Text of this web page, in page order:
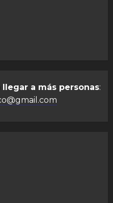
a más personas: